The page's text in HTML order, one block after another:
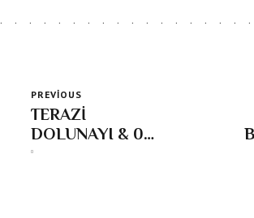
PREVIOUS
TERAZİ
DOLUNAYI & 06
Nisan 2023